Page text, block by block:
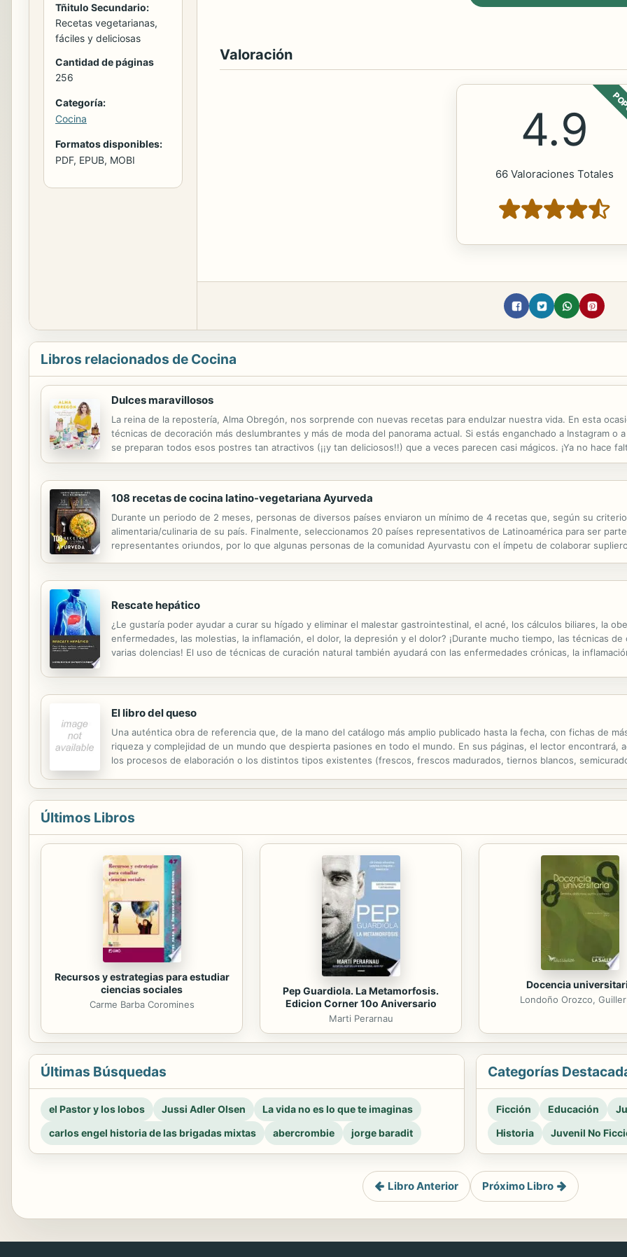
Tñitulo Secundario:
Recetas vegetarianas,
fáciles y deliciosas
Cantidad de páginas
256
Categoría:
Cocina
Formatos disponibles:
PDF, EPUB, MOBI
Valoración
4.9
66 Valoraciones Totales
Libros relacionados de Cocina
Dulces maravillosos
La reina de la repostería, Alma Obregón, nos sorprende con nuevas recetas para endulzar nuestra vida. En esta
técnicas de decoración más deslumbrantes y más de moda del panorama actual. Si estás enganchado a Instagram
se preparan todos esos postres tan atractivos (¡¡y tan deliciosos!!) que a veces parecen casi mágicos. ¡Ya no hace
de cerca de qué está hecha la tarta! En Dulces maravillosos, Alma Obregón te desvela paso a paso todas las...
108 recetas de cocina latino-vegetariana Ayurveda
Durante un periodo de 2 meses, personas de diversos países enviaron un mínimo de 4 recetas que, según su
alimentaria/culinaria de su país. Finalmente, seleccionamos 20 países representativos de Latinoamérica para ser
representantes oriundos, por lo que algunas personas de la comunidad Ayurvastu con el ímpetu de colaborar
Rescate hepático
¿Le gustaría poder ayudar a curar su hígado y eliminar el malestar gastrointestinal, el acné, los cálculos biliares, la
enfermedades, las molestias, la inflamación, el dolor, la depresión y el dolor? ¡Durante mucho tiempo, las técnicas
varias dolencias! El uso de técnicas de curación natural también ayudará con las enfermedades crónicas, la
El libro del queso
Una auténtica obra de referencia que, de la mano del catálogo más amplio publicado hasta la fecha, con fichas de
riqueza y complejidad de un mundo que despierta pasiones en todo el mundo. En sus páginas, el lector encontrará,
los procesos de elaboración o los distintos tipos existentes (frescos, frescos madurados, tiernos blancos,
Últimos Libros
Recursos y estrategias para estudiar
ciencias sociales
Carme Barba Coromines
Pep Guardiola. La Metamorfosis.
Edicion Corner 10o Aniversario
Marti Perarnau
Docencia
Londoño Orozco,
Últimas Búsquedas
el Pastor y los lobos Jussi Adler Olsen
La vida no es lo que te imaginas
carlos engel historia de las brigadas mixtas
abercrombie jorge baradit
Categorías
Ficción Educación
Historia
Juvenil No
Libro Anterior Próximo Libro